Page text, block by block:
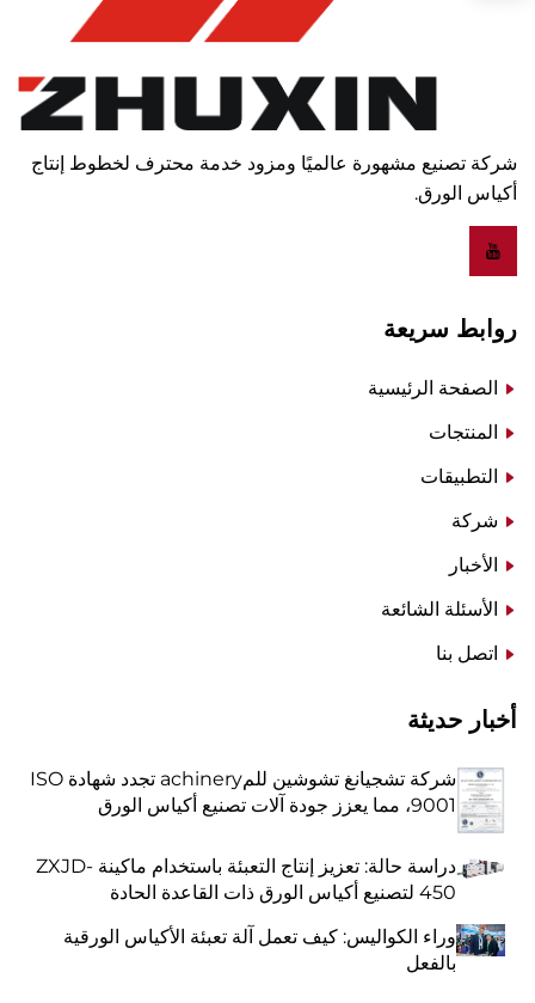
شركة تصنيع مشهورة عالميًا ومزود خدمة محترف لخطوط إنتاج
أكياس الورق.
روابط سريعة
الصفحة الرئيسية
المنتجات
التطبيقات
شركة
الأخبار
الأسئلة الشائعة
اتصل بنا
أخبار حديثة
شركة تشجيانغ تشوشين للمachinery تجدد شهادة ISO
9001، مما يعزز جودة آلات تصنيع أكياس الورق
دراسة حالة: تعزيز إنتاج التعبئة باستخدام ماكينة ZXJD-
450 لتصنيع أكياس الورق ذات القاعدة الحادة
وراء الكواليس: كيف تعمل آلة تعبئة الأكياس الورقية
بالفعل